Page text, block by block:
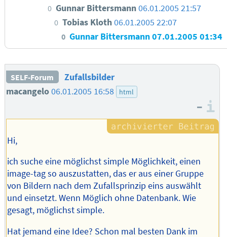
0 Gunnar Bittersmann06.01.2005 21:57
0 Tobias Kloth06.01.2005 22:07
0 Gunnar Bittersmann07.01.2005 01:34
SELF-Forum
Zufallsbilder
macangelo06.01.2005 16:58 html
–
Hi,
ich suche eine möglichst simple Möglichkeit, einen
image-tag so auszustatten, das er aus einer Gruppe
von Bildern nach dem Zufallsprinzip eins auswählt
und einsetzt. Wenn Möglich ohne Datenbank. Wie
gesagt, möglichst simple.
Hat jemand eine Idee? Schon mal besten Dank im